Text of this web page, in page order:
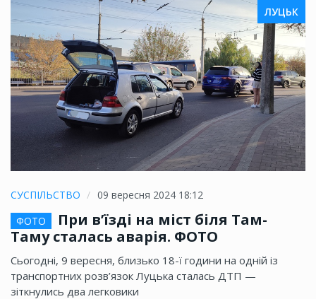
ЛУЦЬК
СУСПІЛЬСТВО
09 вересня 2024 18:12
ФОТО
При в’їзді на міст біля Там-
Таму сталась аварія. ФОТО
Сьогодні, 9 вересня, близько 18-ї години на одній із
транспортних розв’язок Луцька сталась ДТП —
зіткнулись два легковики